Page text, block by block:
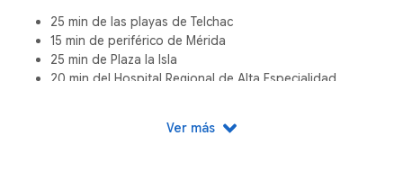
25 min de las playas de Telchac
15 min de periférico de Mérida
25 min de Plaza la Isla
20 min del Hospital Regional de Alta Especialidad
Ver más